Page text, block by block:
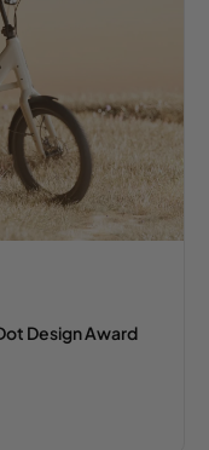
Design Award